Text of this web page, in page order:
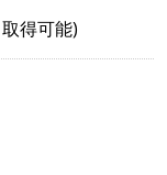
得可能)